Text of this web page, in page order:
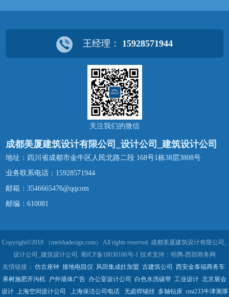
王经理： 15928571944
关注我们的微信
成都美厦建筑设计有限公司_设计公司_建筑设计公司
地址：四川省成都市金牛区人民北路二段 168号1栋38层3808号
业务联系电话： 15928571944
邮箱：3546665476@qqcom
邮编：610081
Copyright©2018 （meishadesign.com） All rights reserved. 成都美厦建筑设计有限公司_
设计公司_建筑设计公司. 蜀ICP备18038186号-1 技术支持： 明腾-西部商务网
友情链接： 仿古座钟 接地电阻仪 风田集成灶加盟 古建筑公司
西安金泰福商务车
果树施肥开沟机 户外墙体广告 办公室设计公司 白色水洗碳带 工业设计 北京展会
设计 上海空间设计公司 上海保洁公司电话 无卤焊锡丝 多轴钻床 cmi233牛津测厚